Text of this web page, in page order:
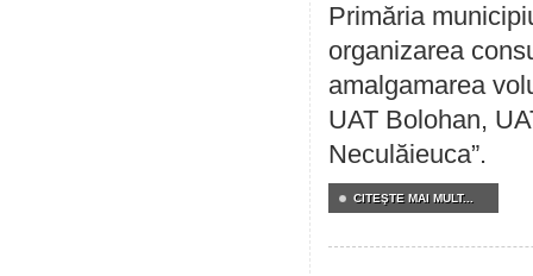
Primăria
organizarea
amalgamarea
UAT Bolohan,
Neculăieuca”.
CITEŞTE MAI MULT...